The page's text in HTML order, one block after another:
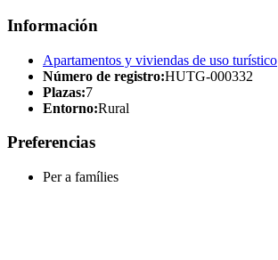
Información
Apartamentos y viviendas de uso turístico
Número de registro:HUTG-000332
Plazas:7
Entorno:Rural
Preferencias
Per a famílies